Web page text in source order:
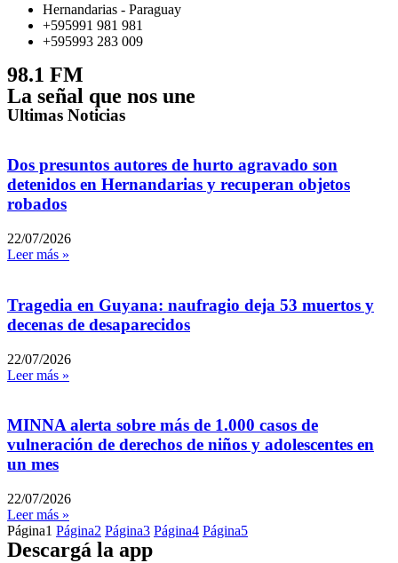
Hernandarias - Paraguay
+595991 981 981
+595993 283 009
98.1 FM
La señal que nos une
Ultimas Noticias
Dos presuntos autores de hurto agravado son
detenidos en Hernandarias y recuperan objetos
robados
22/07/2026
Leer más »
Tragedia en Guyana: naufragio deja 53 muertos y
decenas de desaparecidos
22/07/2026
Leer más »
MINNA alerta sobre más de 1.000 casos de
vulneración de derechos de niños y adolescentes en
un mes
22/07/2026
Leer más »
Página1 Página2 Página3 Página4 Página5
Descargá la app